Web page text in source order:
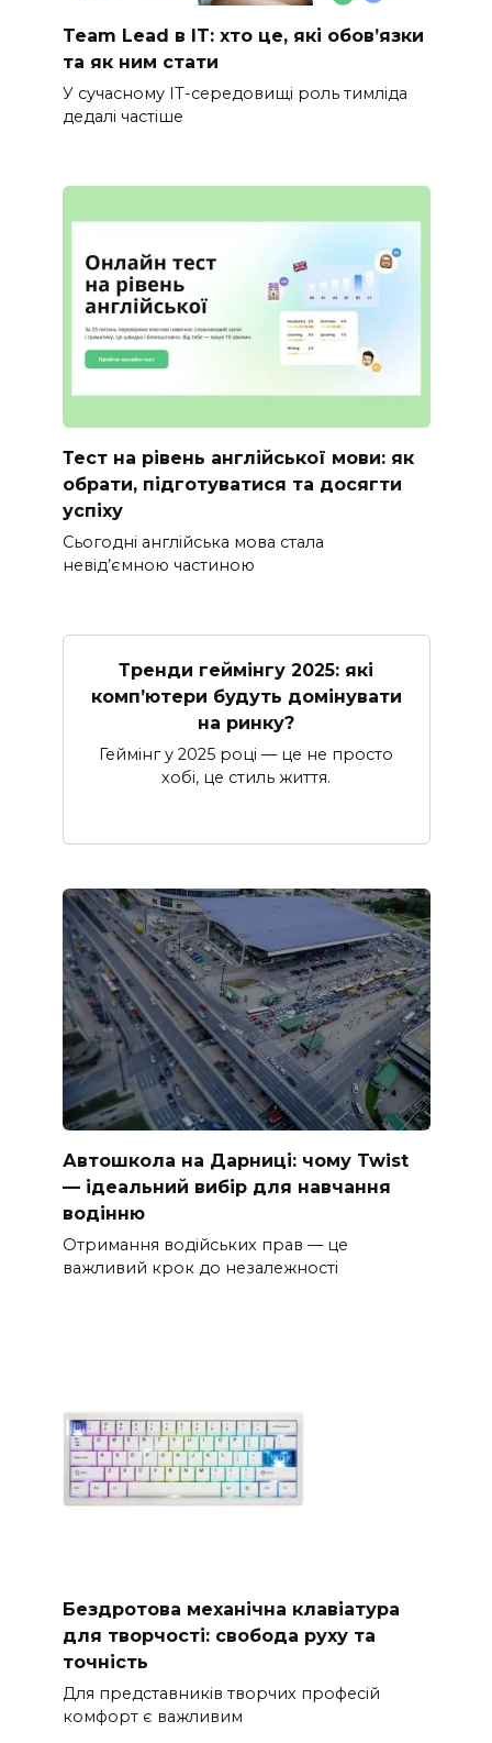
Team Lead в IT: хто це, які обов’язки
та як ним стати
У сучасному IT-середовищі роль тимліда
дедалі частіше
Тест на рівень англійської мови: як
обрати, підготуватися та досягти
успіху
Сьогодні англійська мова стала
невід’ємною частиною
Тренди геймінгу 2025: які
комп’ютери будуть домінувати
на ринку?
Геймінг у 2025 році — це не просто
хобі, це стиль життя.
Автошкола на Дарниці: чому Twist
— ідеальний вибір для навчання
водінню
Отримання водійських прав — це
важливий крок до незалежності
Бездротова механічна клавіатура
для творчості: свобода руху та
точність
Для представників творчих професій
комфорт є важливим